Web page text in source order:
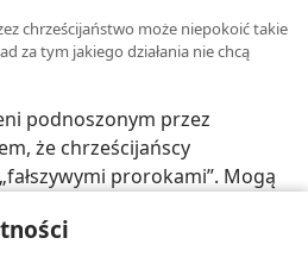
chrześcijaństwo może niepokoić takie
za tym jakiego działania nie chcą
podnoszonym przez
że chrześcijańscy
prorokami”. Mogą
Jehowy, Suwerennego